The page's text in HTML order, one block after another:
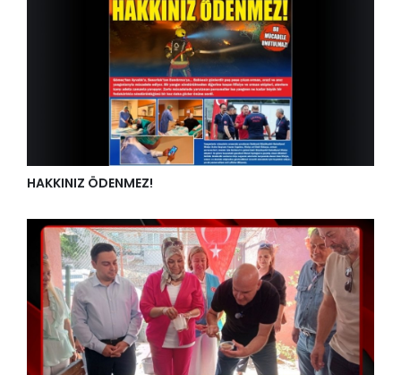
HAKKINIZ ÖDENMEZ!